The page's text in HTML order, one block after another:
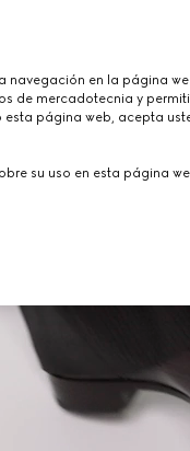
navegación en la página
de mercadotecnia y
esta página web, acepta
su uso en esta página